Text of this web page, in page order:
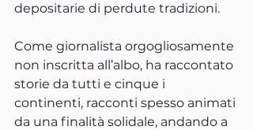
depositarie di perdute tradizioni.
Come giornalista orgogliosamente
non inscritta all’albo, ha raccontato
storie da tutti e cinque i
continenti, racconti spesso animati
da una finalità solidale, andando a